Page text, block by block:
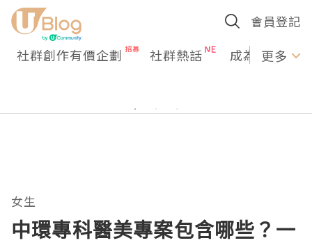
會員登記
社群創作有價企劃 社群熱話 成為U更多
女生
中環專科醫美專案包含哪些？一